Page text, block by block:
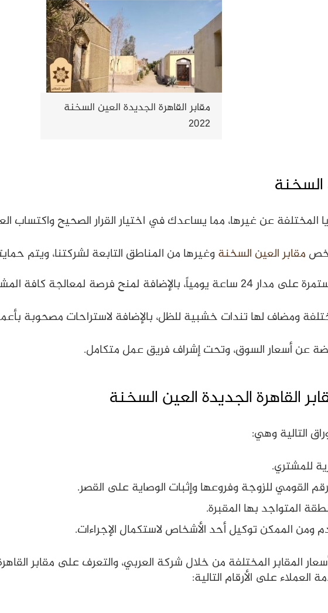
مقابر القاهرة الجديدة العين السخنة
2022
السخنة
المختلفة عن غيرها، مما يساعدك في اختيار القرار الصحيح واكتساب
مقابر العين السخنةوغيرها من المناطق التابعة لشركتنا، ويتم
كافة المشاكل من خلال خدمة العملاء.
ومضاف لها تندات خشبية للظل، بالإضافة لاستراحات مصحوبة
عن أسعار السوق، وتحت إشراف فريق عمل متكامل.
القاهرة الجديدة العين السخنة
التالية وهي:
للمشتري.
القومي للزوجة وفروعها وإثبات الوصاية على القصر.
المتواجد بها المقبرة.
ومن الممكن توكيل أحد الأشخاص لاستكمال الإجراءات.
المقابر المختلفة من خلال شركة العربي، والتعرف على مقابر
على الأرقام التالية: